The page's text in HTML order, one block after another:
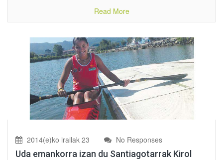
Read More
2014(e)ko irailak 23 No Responses
Uda emankorra izan du Santiagotarrak Kirol